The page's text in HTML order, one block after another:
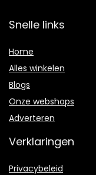
Snelle links
Home
Alles winkelen
Blogs
Onze webshops
Adverteren
Verklaringen
Privacybeleid